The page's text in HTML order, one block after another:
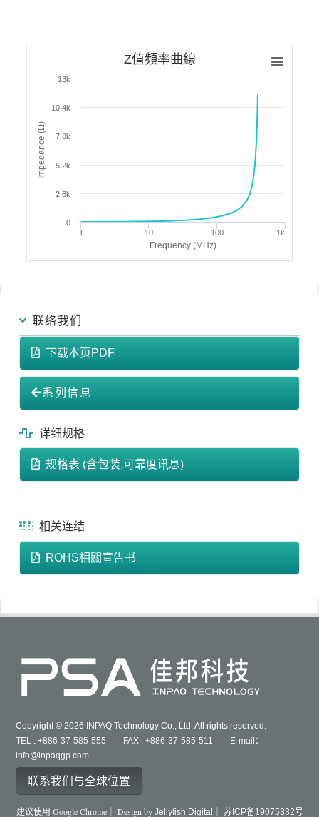
Frequency (MHz)
Impedance (Ω)
Z值頻率曲線
1 10 100 1k
0
2.6k
5.2k
7.8k
10.4k
13k
联络我们
下载本页PDF
系列信息
详细规格
规格表 (含包装,可靠度讯息)
相关连结
ROHS相關宣告书
Copyright © 2026 INPAQ Technology Co., Ltd. All rights reserved.
TEL : +886-37-585-555 FAX : +886-37-585-511 E-mail：
info@inpaqgp.com
联系我们与全球位置
建议使用 Google Chrome｜ Design byJellyfish Digital｜ 苏ICP备19075332号